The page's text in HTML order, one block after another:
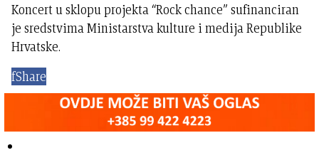
Koncert u sklopu projekta “Rock chance” sufinanciran
je sredstvima Ministarstva kulture i medija Republike
Hrvatske.
fShare